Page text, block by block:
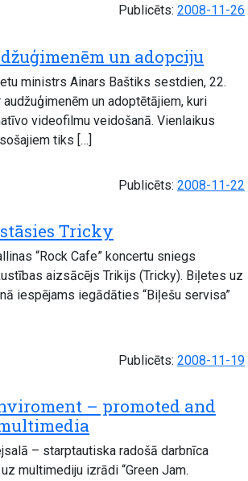
Publicēts: 2008-11-26
un adopciju
ministrs Ainars Baštiks sestdien, 22.
un adoptētājiem, kuri
videofilmu veidošanā. Vienlaikus
tiks […]
Publicēts: 2008-11-22
Tricky
“Rock Cafe” koncertu sniegs
aizsācējs Trikijs (Tricky). Biļetes uz
iespējams iegādāties “Biļešu servisa”
Publicēts: 2008-11-19
– promoted and
– starptautiska radošā darbnīca
multimediju izrādi “Green Jam.